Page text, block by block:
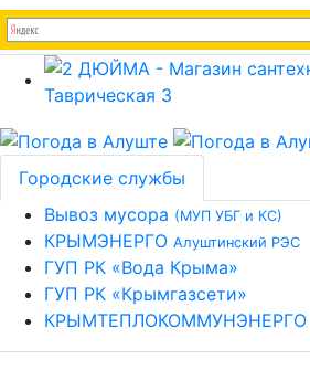
Городские службы
Вывоз мусора (МУП УБГ и КС)
КРЫМЭНЕРГО Алуштинский РЭС
ГУП РК «Вода Крыма»
ГУП РК «Крымгазсети»
КРЫМТЕПЛОКОММУНЭНЕРГО